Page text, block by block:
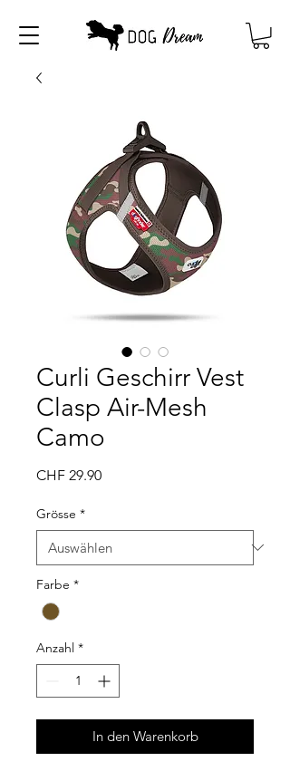
Curli Geschirr Vest
Clasp Air-Mesh
Camo
CHF 29.90Preis
Grösse *
Farbe *
Anzahl *
In den Warenkorb